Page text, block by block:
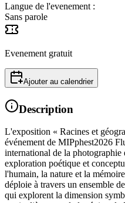
Langue de l'evenement :
Sans parole
Evenement gratuit
Ajouter au calendrier
Description
L'exposition « Racines et
événement de MIPphest2026
international de la photographie
exploration poétique et
l'humain, la nature et la
déploie à travers un ensemble
qui explorent la dimension